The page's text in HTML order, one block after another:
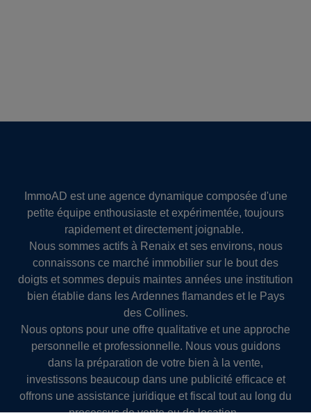
ImmoAD est une agence dynamique composée d'une
petite équipe enthousiaste et expérimentée, toujours
rapidement et directement joignable.
Nous sommes actifs à Renaix et ses environs, nous
connaissons ce marché immobilier sur le bout des
doigts et sommes depuis maintes années une institution
bien établie dans les Ardennes flamandes et le Pays
des Collines.
Nous optons pour une offre qualitative et une approche
personnelle et professionnelle. Nous vous guidons
dans la préparation de votre bien à la vente,
investissons beaucoup dans une publicité efficace et
offrons une assistance juridique et fiscal tout au long du
processus de vente ou de location.